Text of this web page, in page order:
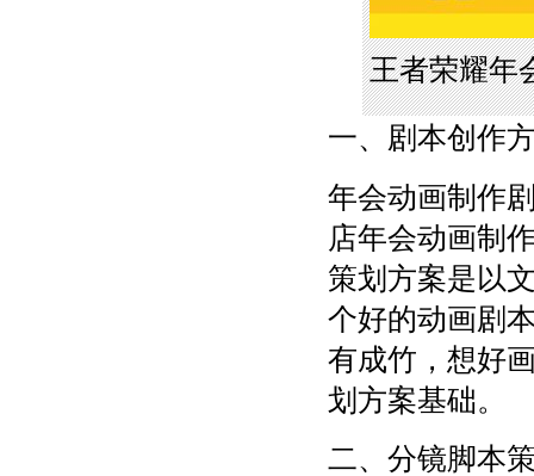
王者荣耀年
一、剧本创作
年会动画制作
店年会动画制
策划方案是以
个好的动画剧
有成竹，想好
划方案基础。
二、分镜脚本